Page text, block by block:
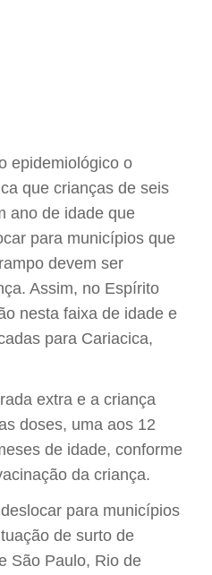
epidemiológico o
que crianças de seis
ano de idade que
para municípios que
devem ser
Assim, no Espírito
nesta faixa de idade e
para Cariacica,
extra e a criança
doses, uma aos 12
de idade, conforme
da criança.
para municípios
de surto de
São Paulo, Rio de